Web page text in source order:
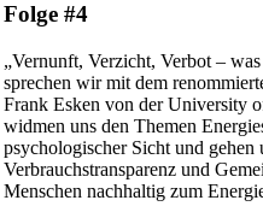
Folge #4
„Vernunft, Verzicht, Verbot –
sprechen wir mit dem
Frank Esken von der University
widmen uns den Themen
psychologischer Sicht und
Verbrauchstransparenz und
Menschen nachhaltig zum